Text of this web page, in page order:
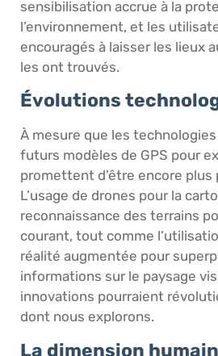
sensibilisation accrue à la
l’environnement, et les
encouragés à laisser les lieux
les ont trouvés.
Évolutions
À mesure que les
futurs modèles de GPS pour
promettent d’être encore
L’usage de drones pour la
reconnaissance des terrains
courant, tout comme
réalité augmentée pour
informations sur le paysage
innovations pourraient
dont nous explorons.
La dimension